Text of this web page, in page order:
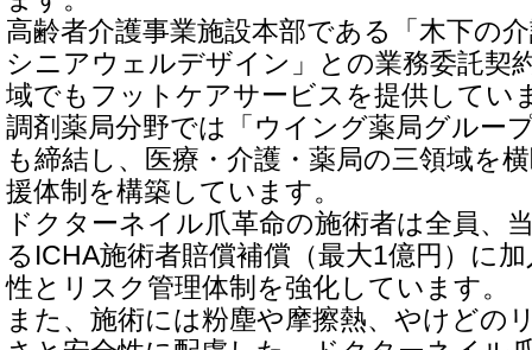
高齢者介護事業施設本部である「木下の
シニアウェルデザイン」との業務委託契
域でもフットケアサービスを提供してい
調剤薬局分野では「ウイング薬局グルー
も締結し、医療・介護・薬局の三領域を
援体制を構築しています。
ドクターネイル爪革命の施術者は全員、
るICHA施術者賠償補償（最大1億円）に
性とリスク管理体制を強化しています。
また、施術には粉塵や摩擦熱、やけどの